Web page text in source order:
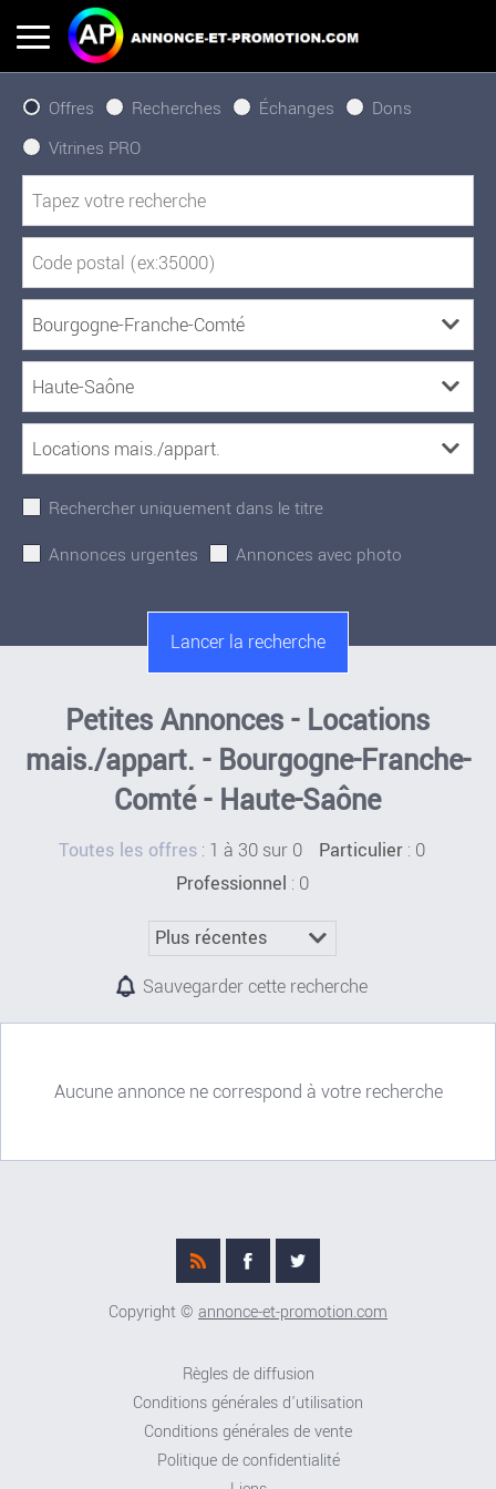
Offres Recherches Échanges
Dons
Vitrines PRO
Rechercher uniquement dans le titre
Annonces urgentes
Annonces avec photo
Petites Annonces - Locations
mais./appart. - Bourgogne-Franche-
Comté - Haute-Saône
Toutes les offres : 1 à 30 sur 0 Particulier : 0
Professionnel : 0
Sauvegarder cette recherche
Aucune annonce ne correspond à votre recherche
Copyright © annonce-et-promotion.com
Règles de diffusion
Conditions générales d'utilisation
Conditions générales de vente
Politique de confidentialité